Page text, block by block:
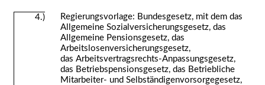
4.)
Regierungsvorlage: Bundesgesetz, mit dem das
Allgemeine Sozialversicherungsgesetz, das
Allgemeine Pensionsgesetz, das
Arbeitslosenversicherungsgesetz,
das Arbeitsvertragsrechts-Anpassungsgesetz,
das Betriebspensionsgesetz, das Betriebliche
Mitarbeiter- und Selbständigenvorsorgegesetz,